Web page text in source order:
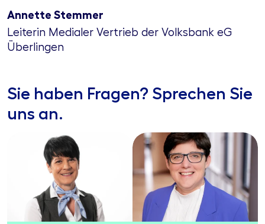
Annette Stemmer
Leiterin Medialer Vertrieb der Volksbank eG
Überlingen
Sie haben Fragen? Sprechen Sie
uns an.